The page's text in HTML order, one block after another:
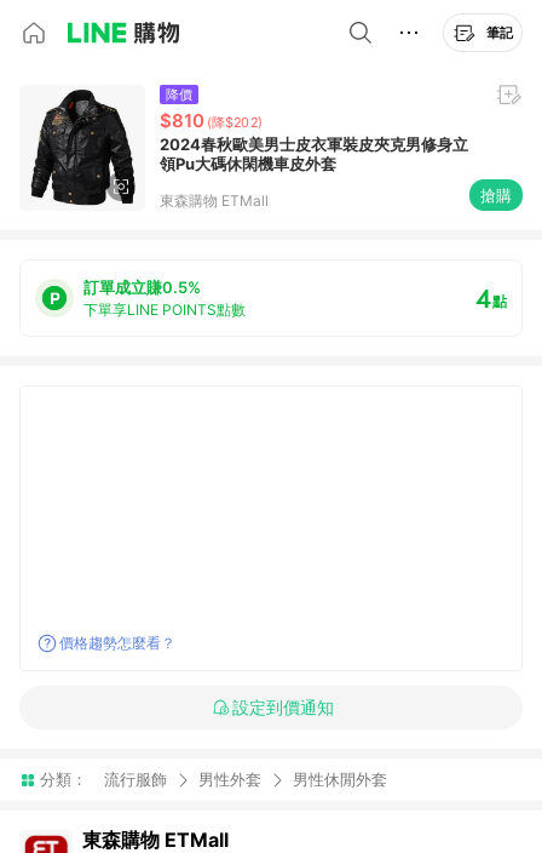
筆記
降價
$810 (降$202)
2024春秋歐美男士皮衣軍裝皮夾克男修身立
領Pu大碼休閑機車皮外套
東森購物 ETMall 搶購
訂單成立賺0.5%
下單享LINE POINTS點數 4點
價格趨勢怎麼看？
設定到價通知
分類： 流行服飾 男性外套 男性休閒外套
東森購物 ETMall